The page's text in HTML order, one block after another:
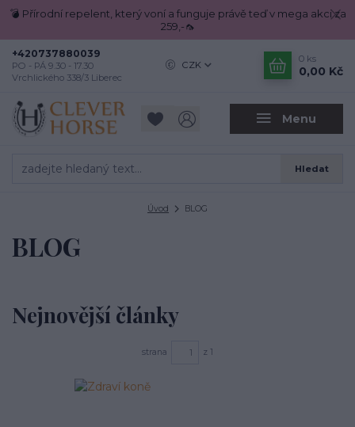
💣 Přírodní repelent, který voní a funguje právě teď v mega akci za
259,-🦟
Menu
CZK
Hledat
+420737880039
PO - PÁ 9.30 - 17.30
Vrchlického 338/3 Liberec
0 ks
0,00 Kč
Úvod BLOG
BLOG
Nejnovější články
strana z 1